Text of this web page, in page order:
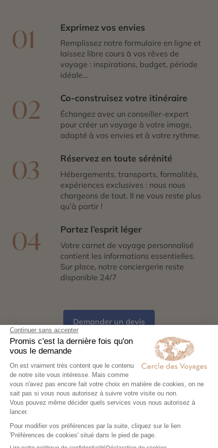
01 Exprimez vos envies
Remplissez notre formulaire en ligne et
laissez libre cours à vos rêves de
voyage : inspirations, budget, période
idéale…
02 Co-construisez votre itinéraire
Échangez avec un conseiller-expert
pour créer un voyage à votre image,
adapté à vos envies et à votre rythme.
03 Réservez en toute sérénité
Hébergements, transports, formalités,
expériences exclusives : nous nous
chargeons de tout. Il ne vous reste plus
qu’à partir !
04 Partez l’esprit léger
Votre carnet de voyage personnalisé
contient les informations essentielles.
Sur place, notre conciergerie reste
disponible 24/7
Demander un devis
Nos suggestions du moment :
Voyage au Rwanda, le pays aux 1000 collines
Notre top 1 des destinations les
plus populaires